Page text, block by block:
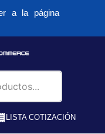
a la página
LISTA COTIZACIÓN